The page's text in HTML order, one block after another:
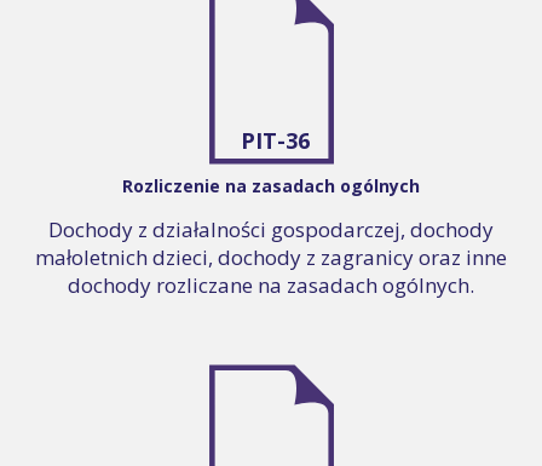
PIT-36
Rozliczenie na zasadach ogólnych
Dochody z działalności gospodarczej, dochody
małoletnich dzieci, dochody z zagranicy oraz inne
dochody rozliczane na zasadach ogólnych.